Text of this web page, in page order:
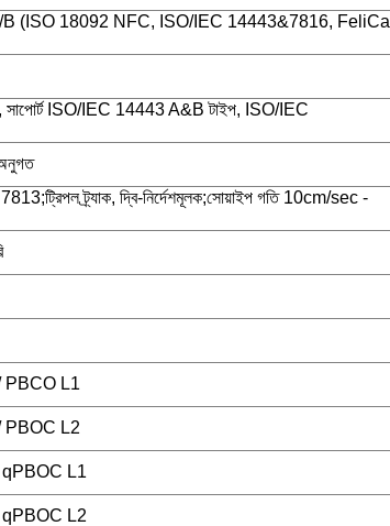
B (ISO 18092 NFC, ISO/IEC 14443&7816, FeliCa
ISO/IEC 14443 A&B টাইপ, ISO/IEC
ট্র্যাক, দ্বি-নির্দেশমূলক;সোয়াইপ গতি 10cm/sec -
PBCO L1
PBOC L2
/ qPBOC L1
/ qPBOC L2